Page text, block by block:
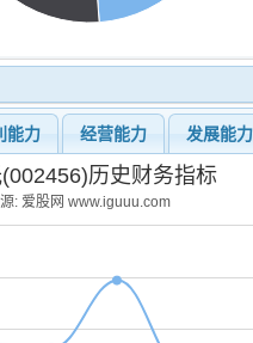
能力 经营能力 发展能力
历史财务指标
: 爱股网 www.iguuu.com